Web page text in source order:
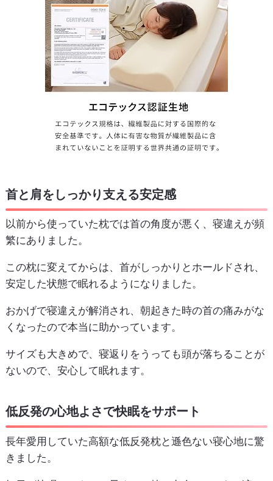
首と肩をしっかり支える安定感
以前から使っていた枕では首の角度が悪く、寝違えが頻
繁にありました。
この枕に変えてからは、首がしっかりとホールドされ、
安定した状態で眠れるようになりました。
おかげで寝違えが解消され、朝起きた時の首の痛みがな
くなったので本当に助かっています。
サイズも大きめで、寝返りをうっても頭が落ちることが
ないので、安心して眠れます。
低反発の心地よさで快眠をサポート
長年愛用していた高額な低反発枕と遜色ない寝心地に驚
きました。